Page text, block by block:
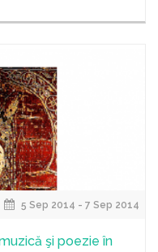
5 Sep 2014 - 7 Sep 2014
şi poezie în